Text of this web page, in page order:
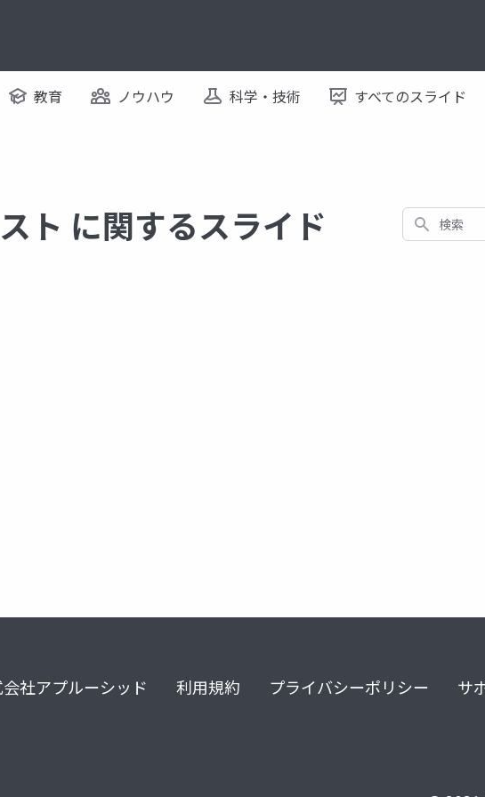
教育 ノウハウ 科学・技術 すべてのスライド
ト に関するスライド 検索
社アプルーシッド 利用規約 プライバシーポリシー サ